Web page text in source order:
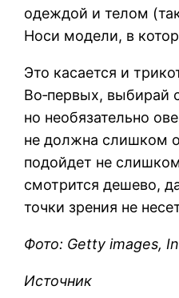
одеждой и телом
Носи модели, в
Это касается и
Во‑первых, выбирай
но необязательно
не должна слишком
подойдет не
смотрится дешево,
точки зрения не
Фото: Getty images,
Источник